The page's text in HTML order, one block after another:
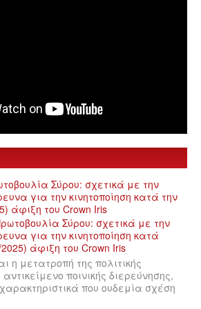
Σύρου: σχετικά με την
για την κινητοποίηση κατά την
άφιξη του Crown Iris
η μετατροπή της πολιτικής
ποινικής διερεύνησης,
που ουδεμία σχέση